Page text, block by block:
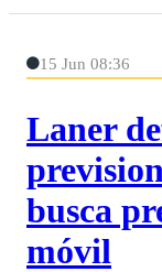
15 Jun 08:36
Laner
busca
móvil